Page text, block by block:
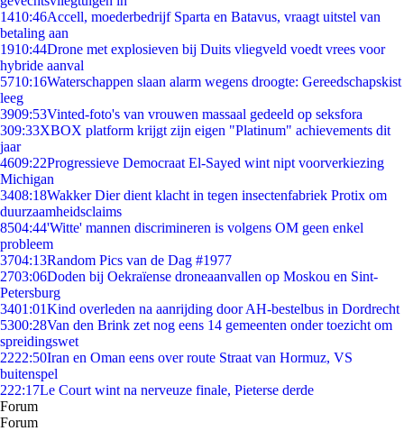
1410:46Accell, moederbedrijf Sparta en Batavus, vraagt uitstel van
betaling aan
1910:44Drone met explosieven bij Duits vliegveld voedt vrees voor
hybride aanval
5710:16Waterschappen slaan alarm wegens droogte: Gereedschapskist
leeg
3909:53Vinted-foto's van vrouwen massaal gedeeld op seksfora
309:33XBOX platform krijgt zijn eigen "Platinum" achievements dit
jaar
4609:22Progressieve Democraat El-Sayed wint nipt voorverkiezing
Michigan
3408:18Wakker Dier dient klacht in tegen insectenfabriek Protix om
duurzaamheidsclaims
8504:44'Witte' mannen discrimineren is volgens OM geen enkel
probleem
3704:13Random Pics van de Dag #1977
2703:06Doden bij Oekraïense droneaanvallen op Moskou en Sint-
Petersburg
3401:01Kind overleden na aanrijding door AH-bestelbus in Dordrecht
5300:28Van den Brink zet nog eens 14 gemeenten onder toezicht om
spreidingswet
2222:50Iran en Oman eens over route Straat van Hormuz, VS
buitenspel
222:17Le Court wint na nerveuze finale, Pieterse derde
Forum
Forum